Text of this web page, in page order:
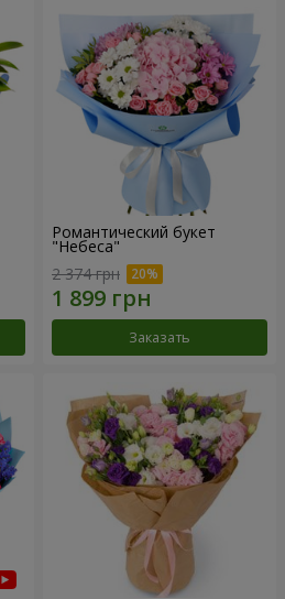
Романтический букет
"Небеса"
2 374 грн
Заказать